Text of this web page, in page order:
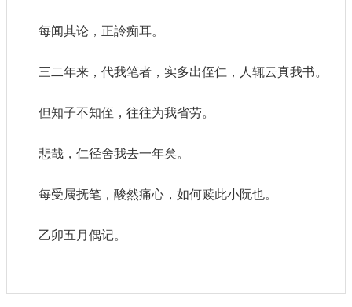
每闻其论，正詅痴耳。
三二年来，代我笔者，实多出侄仁，人辄云真我书。
但知子不知侄，往往为我省劳。
悲哉，仁径舍我去一年矣。
每受属抚笔，酸然痛心，如何赎此小阮也。
乙卯五月偶记。